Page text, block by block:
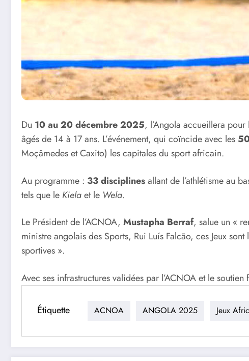
Du 10 au 20 décembre 2025, l’Angola accueillera
âgés de 14 à 17 ans. L’événement, qui coïncide avec les
Moçâmedes et Caxito) les capitales du sport africain.
Au programme : 33 disciplinesallant de l’athlétisme au
tels que le Kielaet le Wela.
Le Président de l’ACNOA, Mustapha Berraf, salue un «
ministre angolais des Sports, Rui Luís Falcão, ces Jeux
sportives ».
Avec ses infrastructures validées par l’ACNOA et le
Étiquette ACNOA ANGOLA 2025 Jeux